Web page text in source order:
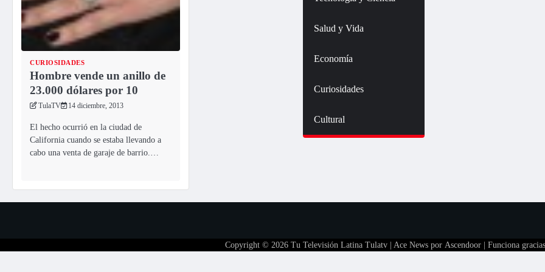
Salud y Vida
Economía
Curiosidades
Cultural
CURIOSIDADES
Hombre vende un anillo de
23.000 dólares por 10
TulaTV 14 diciembre, 2013
El hecho ocurrió en la ciudad de
California cuando se estaba llevando a
cabo una venta de garaje de barrio.…
Copyright © 2026 Tu Televisión Latina Tulatv| Ace News por Ascendoor| Funciona